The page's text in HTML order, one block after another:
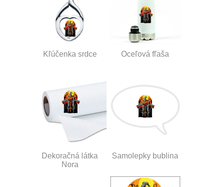
Kľúčenka srdce Oceľová fľaša
Dekoračná látka
Nora
Samolepky bublina